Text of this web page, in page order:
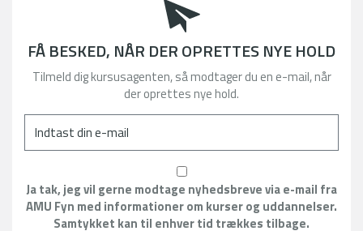
FÅ BESKED, NÅR DER OPRETTES NYE HOLD
Tilmeld dig kursusagenten, så modtager du en e-mail, når
der oprettes nye hold.
Ja tak, jeg vil gerne modtage nyhedsbreve via e-mail fra
AMU Fyn med informationer om kurser og uddannelser.
Samtykket kan til enhver tid trækkes tilbage.